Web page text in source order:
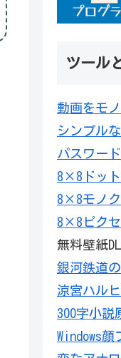
ツール
動画をモ
シンプル
パスワー
8×8ドット
8×8モノ
8×8ピクセ
無料壁紙
銀河鉄道
涼宮ハル
300字小説
Windows